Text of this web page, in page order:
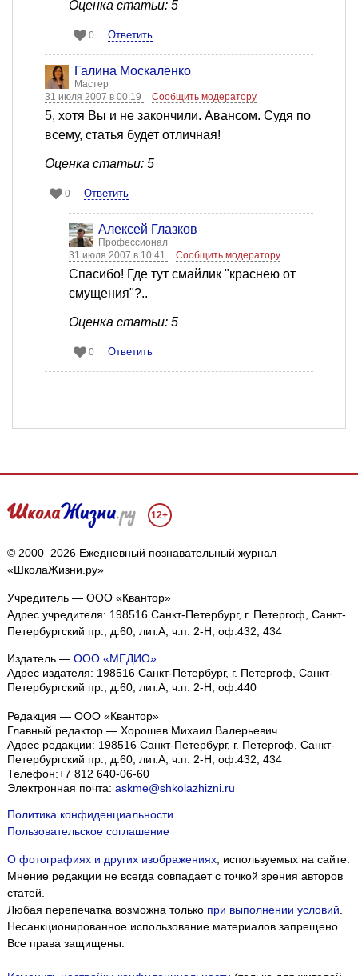
Оценка статьи: 5
0 Ответить
Галина Москаленко
Мастер
31 июля 2007 в 00:19
Сообщить модератору
5, хотя Вы и не закончили. Авансом. Судя по
всему, статья будет отличная!
Оценка статьи: 5
0 Ответить
Алексей Глазков
Профессионал
31 июля 2007 в 10:41
Сообщить модератору
Спасибо! Где тут смайлик "краснею от
смущения"?..
Оценка статьи: 5
0 Ответить
12+
© 2000–2026 Ежедневный познавательный журнал
«ШколаЖизни.ру»
Учредитель — ООО «Квантор»
Адрес учредителя: 198516 Санкт-Петербург, г. Петергоф, Санкт-
Петербургский пр., д.60, лит.А, ч.п. 2-Н, оф.432, 434
Издатель — ООО «МЕДИО»
Адрес издателя: 198516 Санкт-Петербург, г. Петергоф, Санкт-
Петербургский пр., д.60, лит.А, ч.п. 2-Н, оф.440
Редакция — ООО «Квантор»
Главный редактор — Хорошев Михаил Валерьевич
Адрес редакции: 198516 Санкт-Петербург, г. Петергоф, Санкт-
Петербургский пр., д.60, лит.А, ч.п. 2-Н, оф.432, 434
Телефон:+7 812 640-06-60
Электронная почта: askme@shkolazhizni.ru
Политика конфиденциальности
Пользовательское соглашение
О фотографиях и других изображениях, используемых на сайте.
Мнение редакции не всегда совпадает с точкой зрения авторов
статей.
Любая перепечатка возможна только при выполнении условий.
Несанкционированное использование материалов запрещено.
Все права защищены.